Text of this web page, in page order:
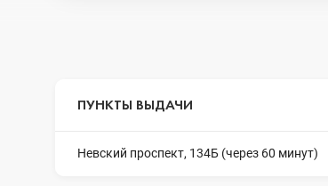
ПУНКТЫ ВЫДАЧИ
Невский проспект, 134Б (через 60 минут)